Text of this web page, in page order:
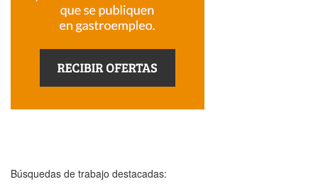
Búsquedas de trabajo destacadas: